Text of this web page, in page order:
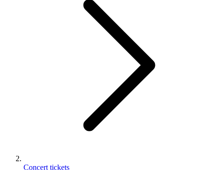
Concert tickets